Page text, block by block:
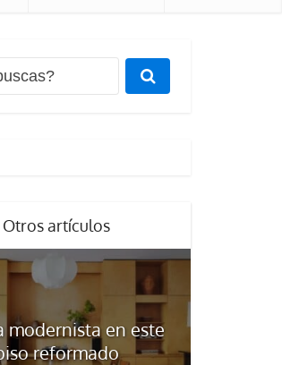
Otros artículos
modernista en este
reformado